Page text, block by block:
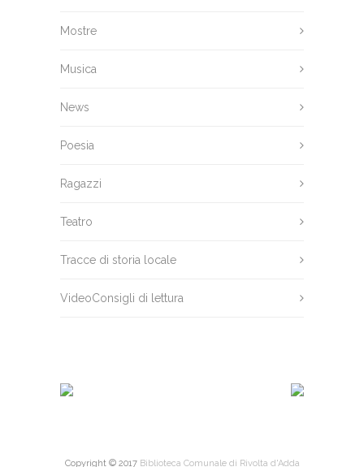
Mostre
Musica
News
Poesia
Ragazzi
Teatro
Tracce di storia locale
VideoConsigli di lettura
Copyright © 2017 Biblioteca Comunale di Rivolta d'Adda